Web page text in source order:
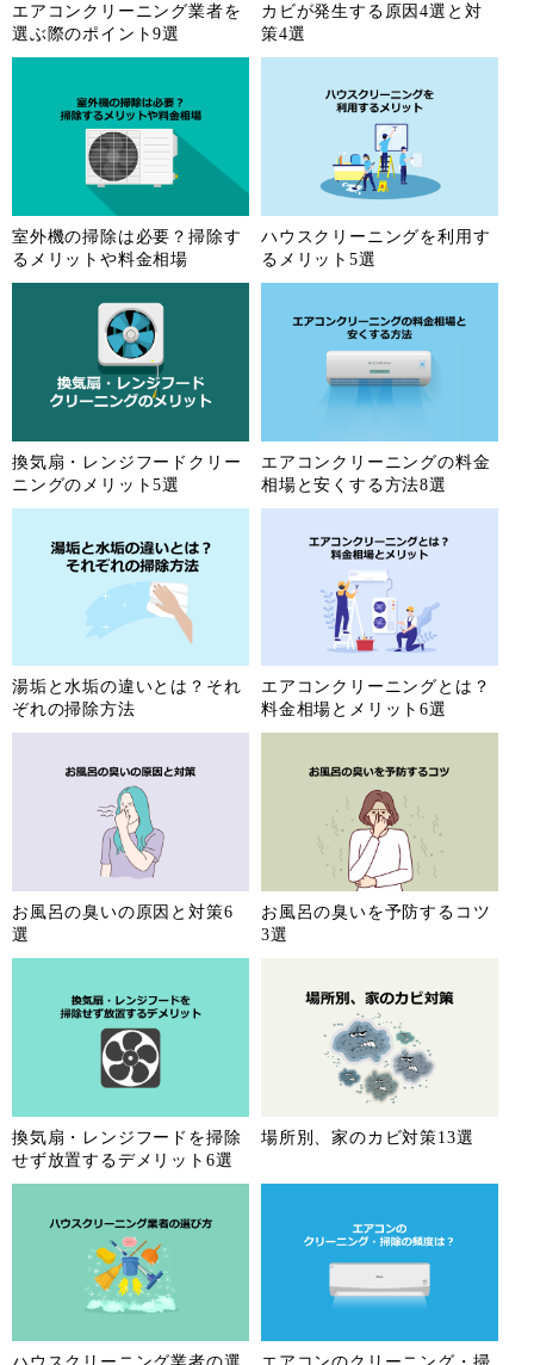
エアコンクリーニング業者を
選ぶ際のポイント9選
カビが発生する原因4選と対
策4選
室外機の掃除は必要？掃除す
るメリットや料金相場
ハウスクリーニングを利用す
るメリット5選
換気扇・レンジフードクリー
ニングのメリット5選
エアコンクリーニングの料金
相場と安くする方法8選
湯垢と水垢の違いとは？それ
ぞれの掃除方法
エアコンクリーニングとは？
料金相場とメリット6選
お風呂の臭いの原因と対策6
選
お風呂の臭いを予防するコツ
3選
換気扇・レンジフードを掃除
せず放置するデメリット6選
場所別、家のカビ対策13選